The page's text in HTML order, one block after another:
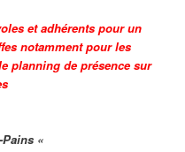
et adhérents pour un
notamment pour les
planning de présence sur
«